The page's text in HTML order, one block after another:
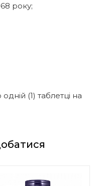
року;
(1) таблетці на